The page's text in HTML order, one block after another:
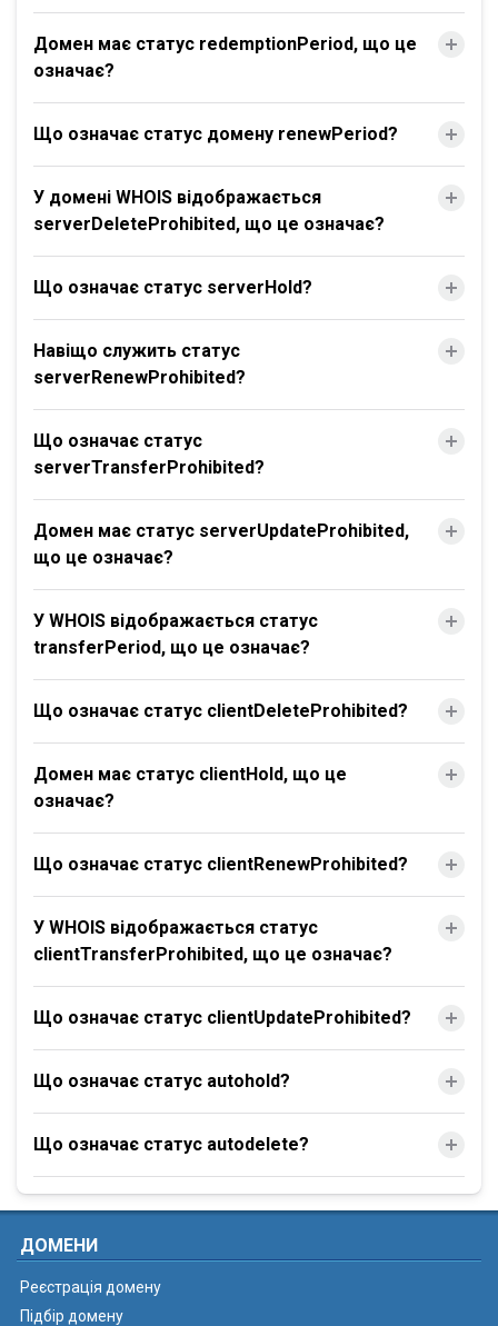
Домен має статус redemptionPeriod, що це
означає?
Що означає статус домену renewPeriod?
У домені WHOIS відображається
serverDeleteProhibited, що це означає?
Що означає статус serverHold?
Навіщо служить статус
serverRenewProhibited?
Що означає статус
serverTransferProhibited?
Домен має статус serverUpdateProhibited,
що це означає?
У WHOIS відображається статус
transferPeriod, що це означає?
Що означає статус clientDeleteProhibited?
Домен має статус clientHold, що це
означає?
Що означає статус clientRenewProhibited?
У WHOIS відображається статус
clientTransferProhibited, що це означає?
Що означає статус clientUpdateProhibited?
Що означає статус autohold?
Що означає статус autodelete?
ДОМЕНИ
Реєстрація домену
Підбір домену